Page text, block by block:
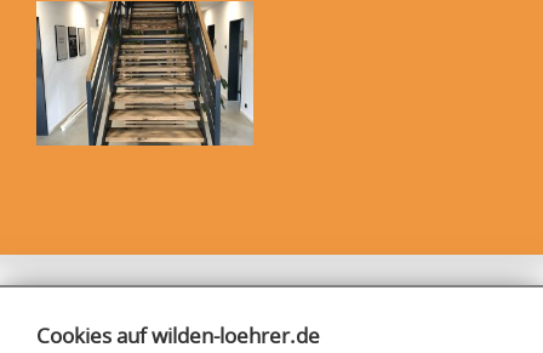
Cookies auf wilden-loehrer.de